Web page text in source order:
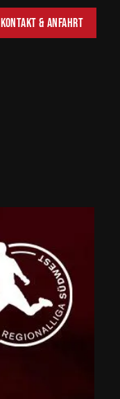
Kontakt & Anfahrt